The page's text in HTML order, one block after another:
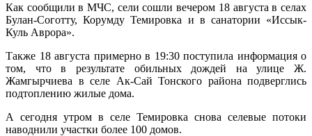
Как сообщили в МЧС, сели сошли вечером 18 августа в селах
Булан-Соготту, Корумду Темировка и в санатории «Иссык-
Куль Аврора».
Также 18 августа примерно в 19:30 поступила информация о
том, что в результате обильных дождей на улице Ж.
Жамгырчиева в селе Ак-Сай Тонского района подверглись
подтоплению жилые дома.
А сегодня утром в селе Темировка снова селевые потоки
наводнили участки более 100 домов.